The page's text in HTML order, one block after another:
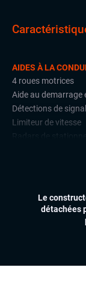
AIDES À LA
4 roues motrices
Aide au demarrage
Détections de
Limiteur de vitesse
Climatisation
Démarrage mains
Le
détachées